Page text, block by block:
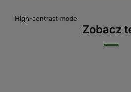
High-contrast mode
Zobacz